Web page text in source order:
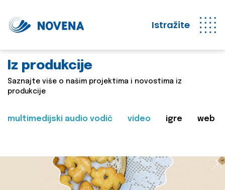
Istražite
Iz produkcije
Saznajte više o našim projektima i novostima iz
produkcije
multimedijski audio vodič video igre web